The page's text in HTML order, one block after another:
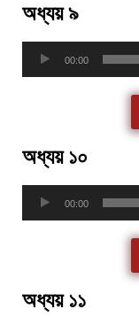
অধ্যয় ৯
00:00
অধ্যয় ১০
00:00
অধ্যয় ১১